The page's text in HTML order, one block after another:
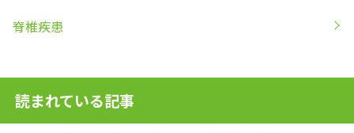
脊椎疾患
読まれている記事